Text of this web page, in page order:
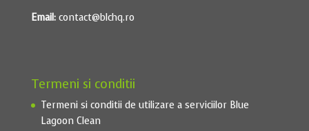
Email: contact@blchq.ro
Termeni si conditii
Termeni si conditii de utilizare a serviciilor Blue
Lagoon Clean